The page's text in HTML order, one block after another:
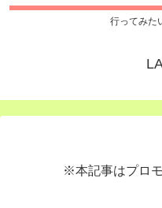
行ってみた
※本記事はプロ